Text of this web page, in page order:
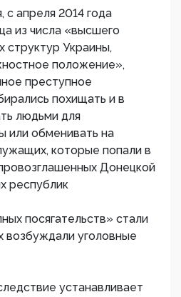
с апреля 2014 года
из числа «высшего
структур Украины,
положение»,
преступное
похищать и в
людьми для
или обменивать на
которые попали в
Донецкой
республик
посягательств» стали
возбуждали уголовные
устанавливает